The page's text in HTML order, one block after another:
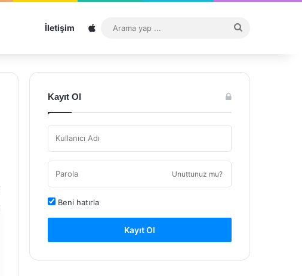
İletişim Sitemap
...
Kayıt Ol
Unuttunuz mu?
Beni hatırla
Kayıt Ol